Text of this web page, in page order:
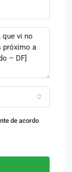
de acordo